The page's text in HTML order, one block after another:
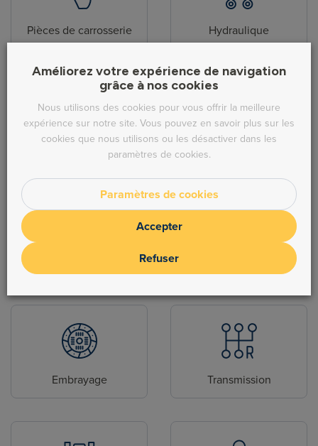
Pièces de carrosserie Hydraulique
Direction Echappement
Embrayage Transmission
Améliorez votre expérience de navigation
grâce à nos cookies
Nous utilisons des cookies pour vous offrir la meilleure
expérience sur notre site. Vous pouvez en savoir plus sur les
cookies que nous utilisons ou les désactiver dans les
paramètres de cookies.
Paramètres de cookies
Accepter
Refuser